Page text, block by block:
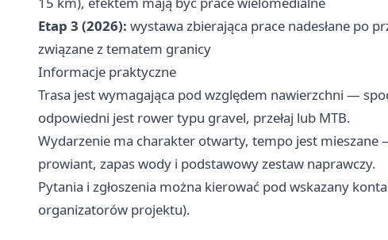
Etap 3 (2026): wystawa zbierająca prace nadesłane po
związane z tematem granicy
Informacje praktyczne
Trasa jest wymagająca pod względem nawierzchni —
odpowiedni jest rower typu gravel, przełaj lub MTB.
Wydarzenie ma charakter otwarty, tempo jest
prowiant, zapas wody i podstawowy zestaw naprawczy.
Pytania i zgłoszenia można kierować pod wskazany
organizatorów projektu).